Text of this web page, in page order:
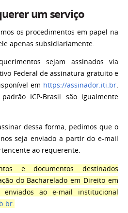
um serviço
os procedimentos em papel na
apenas subsidiariamente.
sejam assinados via
Federal de assinatura gratuito e
em https://assinador.iti.br.
ICP-Brasil são igualmente
dessa forma, pedimos que o
seja enviado a partir do e-mail
ao requerente.
e documentos destinados
do Bacharelado em Direito em
ao e-mail institucional
.